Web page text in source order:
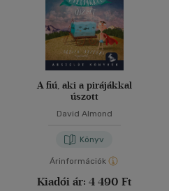
A fiú, aki a pirájákkal
úszott
David Almond
Könyv
Árinformációk
Kiadói ár: 4 490 Ft